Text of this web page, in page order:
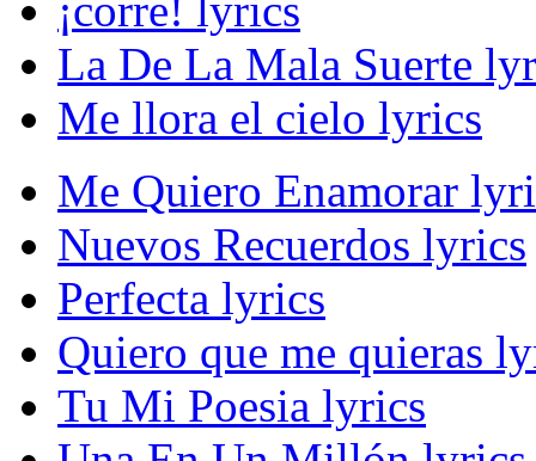
¡corre! lyrics
La De La Mala Suerte
Me llora el cielo lyrics
Me Quiero Enamorar
Nuevos Recuerdos lyrics
Perfecta lyrics
Quiero que me quieras
Tu Mi Poesia lyrics